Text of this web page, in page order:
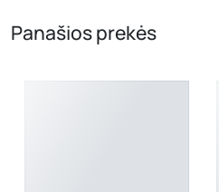
Panašios prekės